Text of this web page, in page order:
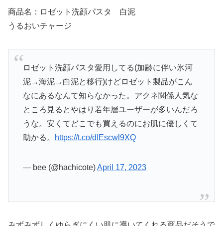
商品名：ロゼット洗顔パスタ 白泥
うるおいチャージ
ロゼット洗顔パスタ愛用してる(加齢に伴い氷河
泥→海泥→白泥と移行)けどロゼット製品がこん
なにあるなんて知らなかった。アクネ関係人気な
ところ見るとやはり若年層ユーザーが多いんだろ
うな。安くてどこでも買えるのにお肌に優しくて
助かる。
https://t.co/dIEscwl9XQ
— bee (@hachicote)April 17, 2023